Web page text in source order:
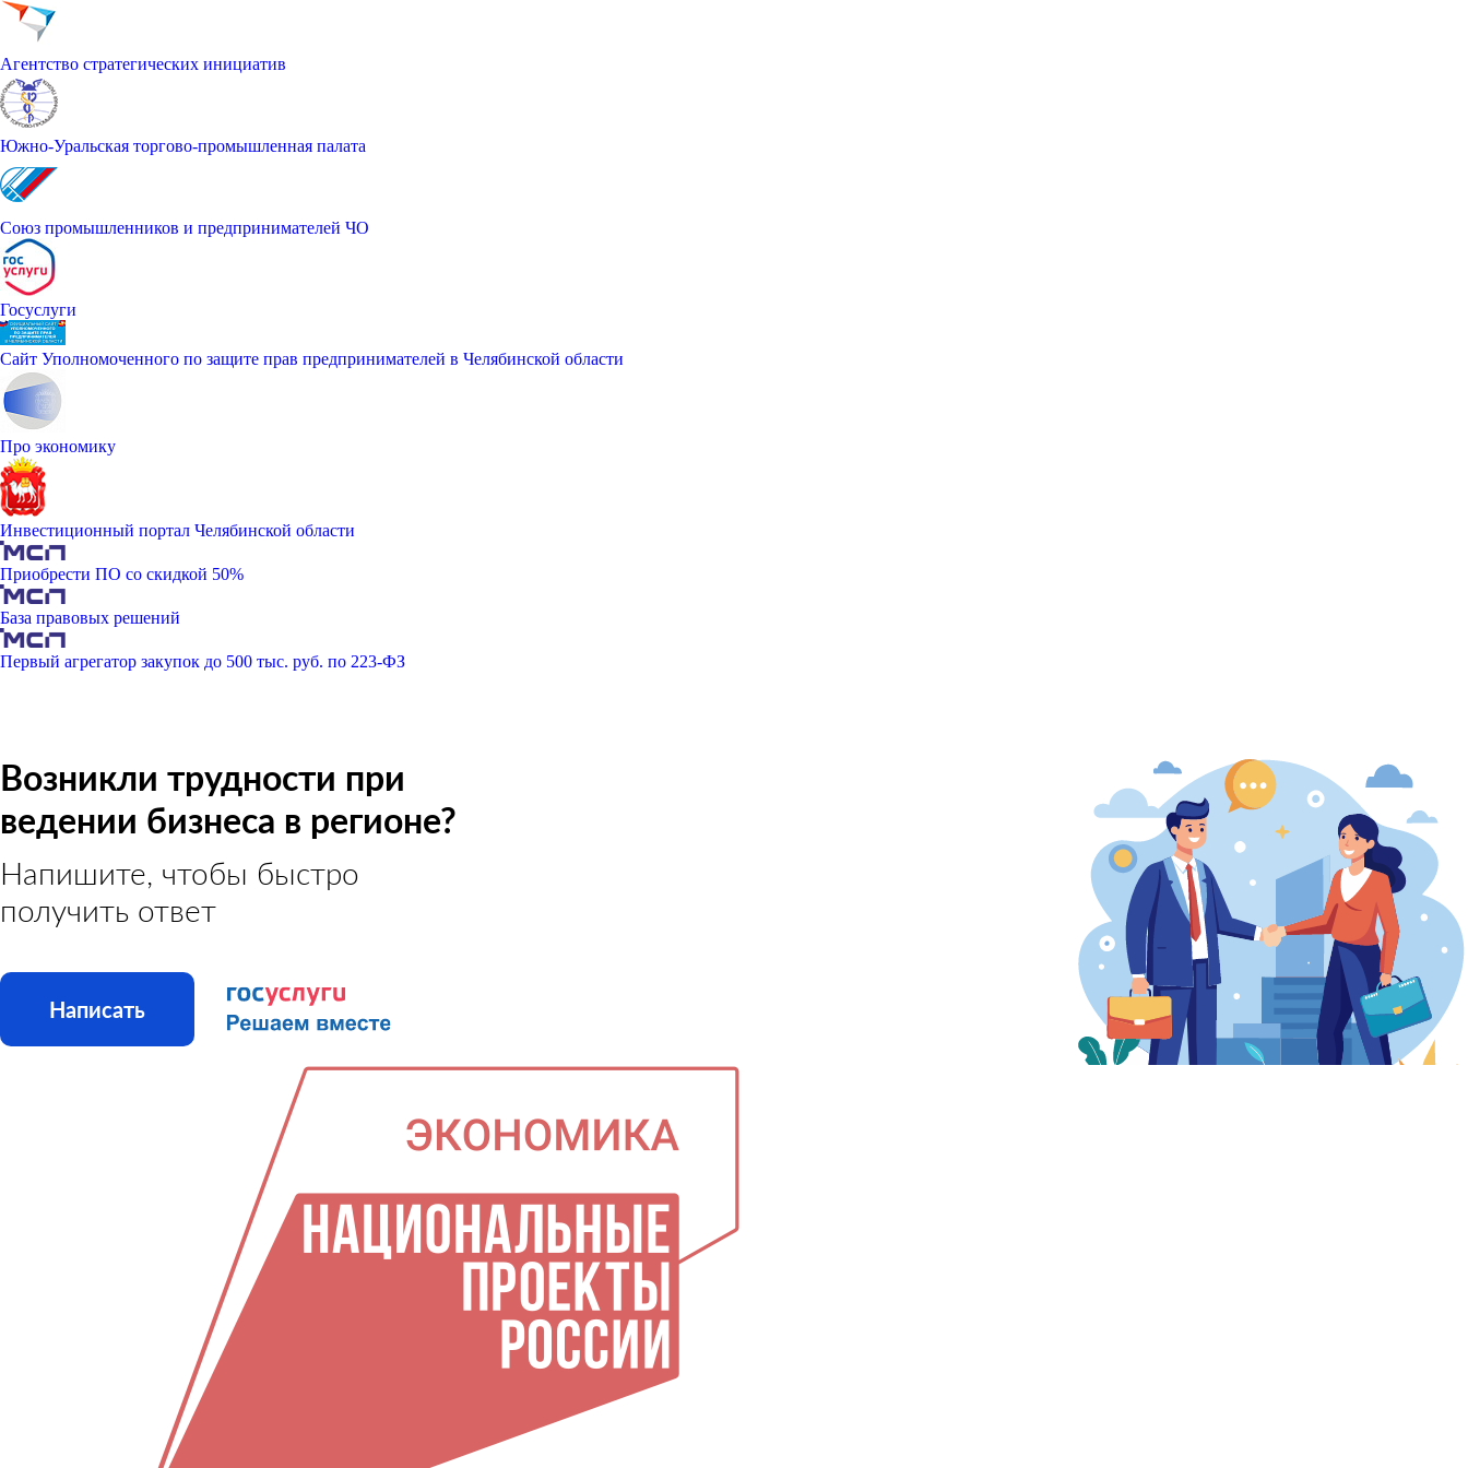
Агентство стратегических инициатив
Южно-Уральская торгово-промышленная палата
Союз промышленников и предпринимателей ЧО
Госуслуги
Сайт Уполномоченного по защите прав предпринимателей в Челябинской области
Про экономику
Инвестиционный портал Челябинской области
Приобрести ПО со скидкой 50%
База правовых решений
Первый агрегатор закупок до 500 тыс. руб. по 223-ФЗ
Возникли трудности при
ведении бизнеса в регионе?
Напишите, чтобы быстро
получить ответ
Написать